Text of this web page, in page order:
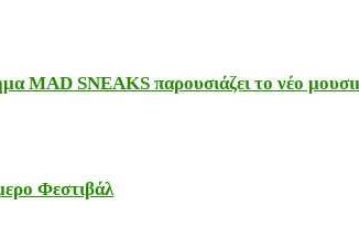
MAD SNEAKS παρουσιάζει το νέο
Φεστιβάλ